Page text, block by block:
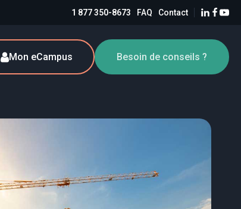
1 877 350-8673 FAQ Contact
Mon eCampus Besoin de conseils ?